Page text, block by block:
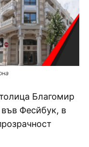
Благомир
Фесйбук, в